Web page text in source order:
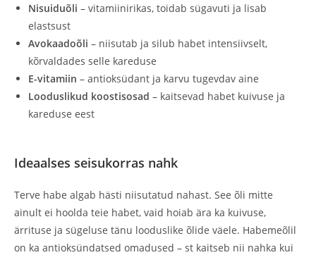
Nisuiduõli – vitamiinirikas, toidab sügavuti ja lisab
elastsust
Avokaadoõli – niisutab ja silub habet intensiivselt,
kõrvaldades selle kareduse
E-vitamiin – antioksüdant ja karvu tugevdav aine
Looduslikud koostisosad – kaitsevad habet kuivuse ja
kareduse eest
Ideaalses seisukorras nahk
Terve habe algab hästi niisutatud nahast. See õli mitte
ainult ei hoolda teie habet, vaid hoiab ära ka kuivuse,
ärrituse ja sügeluse tänu looduslike õlide väele. Habemeõlil
on ka antioksündatsed omadused – st kaitseb nii nahka kui